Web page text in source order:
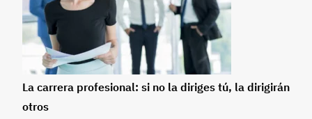
La carrera profesional: si no la diriges tú, la dirigirán
otros